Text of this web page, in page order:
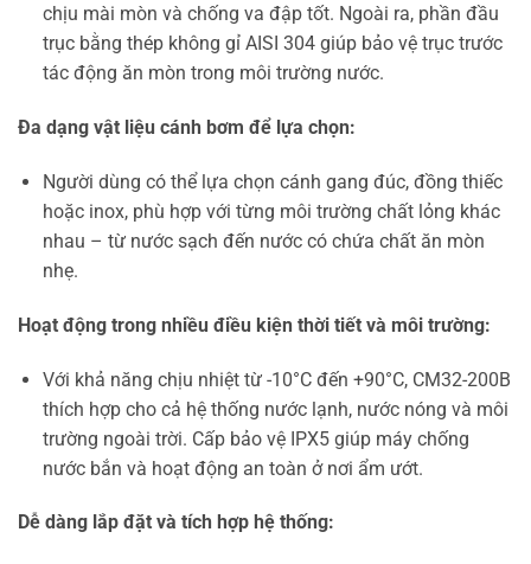
chịu mài mòn và chống va đập tốt. Ngoài ra, phần đầu
trục bằng thép không gỉ AISI 304 giúp bảo vệ trục trước
tác động ăn mòn trong môi trường nước.
Đa dạng vật liệu cánh bơm để lựa chọn:
Người dùng có thể lựa chọn cánh gang đúc, đồng thiếc
hoặc inox, phù hợp với từng môi trường chất lỏng khác
nhau – từ nước sạch đến nước có chứa chất ăn mòn
nhẹ.
Hoạt động trong nhiều điều kiện thời tiết và môi trường:
Với khả năng chịu nhiệt từ -10°C đến +90°C, CM32-200B
thích hợp cho cả hệ thống nước lạnh, nước nóng và môi
trường ngoài trời. Cấp bảo vệ IPX5 giúp máy chống
nước bắn và hoạt động an toàn ở nơi ẩm ướt.
Dễ dàng lắp đặt và tích hợp hệ thống: